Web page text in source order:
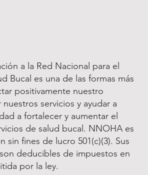
a la Red Nacional para el
Bucal es una de las formas más
positivamente nuestro
servicios y ayudar a
a fortalecer y aumentar el
de salud bucal. NNOHA es
sin fines de lucro 501(c)(3). Sus
deducibles de impuestos en
por la ley.